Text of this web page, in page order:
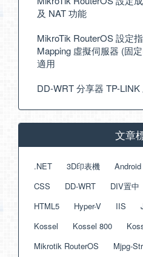
及 NAT 功能
MikroTik RouterOS 設定
Mapping 虛擬伺服器 (固
適用
DD-WRT 分享器 TP-
文章
.NET 3D印表機 Android
CSS
DD-WRT DIV置中
HTML5
Hyper-V IIS
Kossel
Kossel 800
Mikrotik RouterOS
Mjpg-